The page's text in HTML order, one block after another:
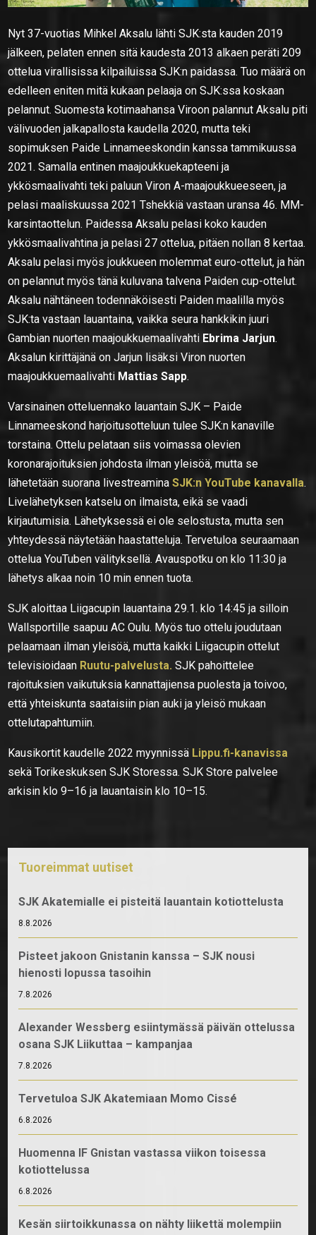
Nyt 37-vuotias Mihkel Aksalu lähti SJK:sta kauden 2019
jälkeen, pelaten ennen sitä kaudesta 2013 alkaen peräti 209
ottelua virallisissa kilpailuissa SJK:n paidassa. Tuo määrä on
edelleen eniten mitä kukaan pelaaja on SJK:ssa koskaan
pelannut. Suomesta kotimaahansa Viroon palannut Aksalu piti
välivuoden jalkapallosta kaudella 2020, mutta teki
sopimuksen Paide Linnameeskondin kanssa tammikuussa
2021. Samalla entinen maajoukkuekapteeni ja
ykkösmaalivahti teki paluun Viron A-maajoukkueeseen, ja
pelasi maaliskuussa 2021 Tshekkiä vastaan uransa 46. MM-
karsintaottelun. Paidessa Aksalu pelasi koko kauden
ykkösmaalivahtina ja pelasi 27 ottelua, pitäen nollan 8 kertaa.
Aksalu pelasi myös joukkueen molemmat euro-ottelut, ja hän
on pelannut myös tänä kuluvana talvena Paiden cup-ottelut.
Aksalu nähtäneen todennäköisesti Paiden maalilla myös
SJK:ta vastaan lauantaina, vaikka seura hankkikin juuri
Gambian nuorten maajoukkuemaalivahti Ebrima Jarjun.
Aksalun kirittäjänä on Jarjun lisäksi Viron nuorten
maajoukkuemaalivahti Mattias Sapp.
Varsinainen otteluennako lauantain SJK – Paide
Linnameeskond harjoitusotteluun tulee SJK:n kanaville
torstaina. Ottelu pelataan siis voimassa olevien
koronarajoituksien johdosta ilman yleisöä, mutta se
lähetetään suorana livestreaminaSJK:n YouTube kanavalla.
Livelähetyksen katselu on ilmaista, eikä se vaadi
kirjautumisia. Lähetyksessä ei ole selostusta, mutta sen
yhteydessä näytetään haastatteluja. Tervetuloa seuraamaan
ottelua YouTuben välityksellä. Avauspotku on klo 11:30 ja
lähetys alkaa noin 10 min ennen tuota.
SJK aloittaa Liigacupin lauantaina 29.1. klo 14:45 ja silloin
Wallsportille saapuu AC Oulu. Myös tuo ottelu joudutaan
pelaamaan ilman yleisöä, mutta kaikki Liigacupin ottelut
televisioidaan Ruutu-palvelusta. SJK pahoittelee
rajoituksien vaikutuksia kannattajiensa puolesta ja toivoo,
että yhteiskunta saataisiin pian auki ja yleisö mukaan
ottelutapahtumiin.
Kausikortit kaudelle 2022 myynnissä Lippu.fi-kanavissa
sekä Torikeskuksen SJK Storessa. SJK Store palvelee
arkisin klo 9–16 ja lauantaisin klo 10–15.
Tuoreimmat uutiset
SJK Akatemialle ei pisteitä lauantain kotiottelusta
8.8.2026
Pisteet jakoon Gnistanin kanssa – SJK nousi
hienosti lopussa tasoihin
7.8.2026
Alexander Wessberg esiintymässä päivän ottelussa
osana SJK Liikuttaa – kampanjaa
7.8.2026
Tervetuloa SJK Akatemiaan Momo Cissé
6.8.2026
Huomenna IF Gnistan vastassa viikon toisessa
kotiottelussa
6.8.2026
Kesän siirtoikkunassa on nähty liikettä molempiin